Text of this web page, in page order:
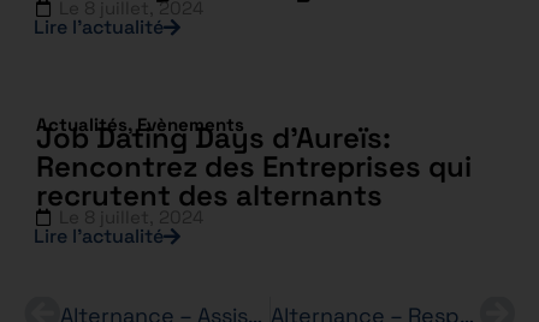
8 juillet, 2024
Lire l’actualité
Actualités,Evènements
Job Dating Days d’Aureïs:
Rencontrez des Entreprises qui
recrutent des alternants
Lire l’actualité
Alternance – Assistant(e) Ressources Humaines – TOTAL – Bachelor RH en 3 ans Alternance – Responsable Administratif(ve) – TOTAL – Bachelor RH en 3 ans